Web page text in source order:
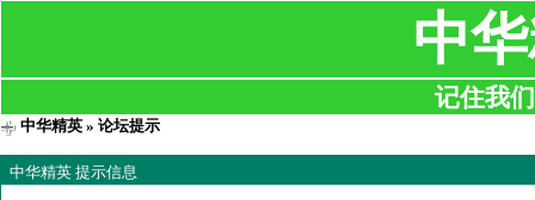
中
记住我
中华精英 » 论坛提示
中华精英 提示信息